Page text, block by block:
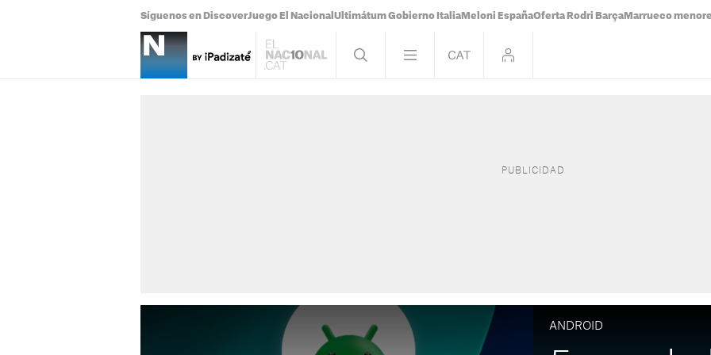
Síguenos en DiscoverJuego El Nacional Ultimátum Gobierno Italia Meloni EspañaOferta Rodri Barça Marrueco
ANDROID